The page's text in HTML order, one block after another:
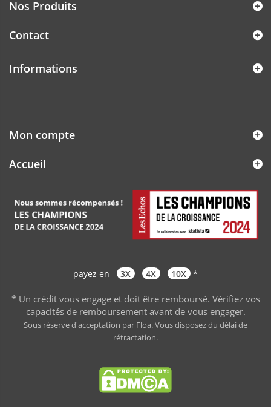
Nos Produits
Contact
Informations
Mon compte
Accueil
payez en 3X 4X 10X *
* Un crédit vous engage et doit être remboursé. Vérifiez vos
capacités de remboursement avant de vous engager.
Sous réserve d'acceptation par Floa. Vous disposez du délai de
rétractation.